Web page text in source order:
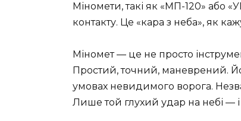
Міномети, такі як «МП-120» або
контакту. Це «кара з неба», як
Міномет — це не просто
Простий, точний, маневрений.
умовах невидимого ворога.
Лише той глухий удар на небі — і